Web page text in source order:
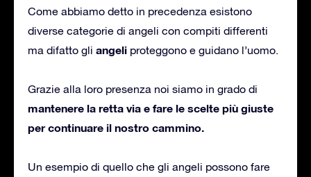
Come abbiamo detto in precedenza esistono
diverse categorie di angeli con compiti differenti
ma difatto gli angeli proteggono e guidano l’uomo.
Grazie alla loro presenza noi siamo in grado di
mantenere la retta via e fare le scelte più giuste
per continuare il nostro cammino.
Un esempio di quello che gli angeli possono fare